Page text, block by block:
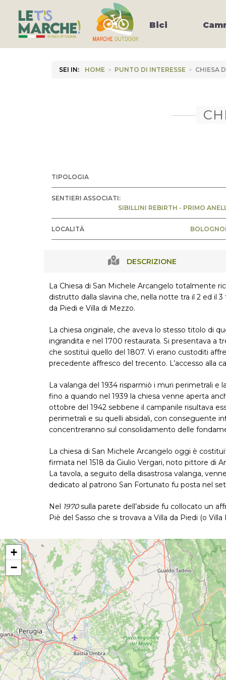
Bici
SEI IN: HOME > PUNTO DI INTERESSE > CHIESA
TIPOLOGIA
SENTIERI ASSOCIATI:
SIBILLINI REBIRTH - PRIMO
LOCALITÀ
DESCRIZIONE
La Chiesa di San Michele Arcangelo totalmente
distrutto dalla slavina che, nella notte tra il 2 ed il
da Piedi e Villa di Mezzo.
La chiesa originale, che aveva lo stesso titolo di
ingrandita e nel 1700 restaurata. Si presentava a
che sostituì quello del 1807. Vi erano custoditi
precedente affresco del trecento. L’accesso alla
La valanga del 1934 risparmiò i muri perimetrali
fino a quando nel 1939 la chiesa venne aperta
ottobre del 1942 sebbene il campanile risultava
perimetrali e su quelli absidali, con conseguente
concentreranno sul consolidamento delle
La chiesa di San Michele Arcangelo oggi è
firmata nel 1518 da Giulio Vergari, noto pittore di
La tavola, a seguito della disastrosa valanga,
dedicato al patrono San Fortunato fu posta nel
Nel 1970sulla parete dell’abside fu collocato un
Piè del Sasso che si trovava a Villa da Piedi (o
+
−